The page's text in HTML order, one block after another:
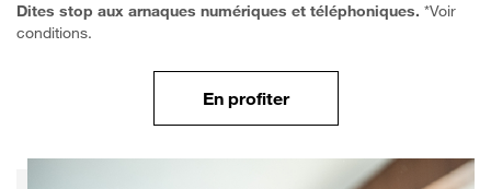
Dites stop aux arnaques numériques et téléphoniques. *Voir
conditions.
En profiter